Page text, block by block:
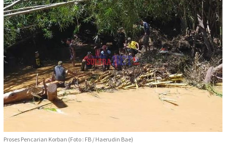
Proses Pencarian Korban (Foto : FB / Haerudin Bae)